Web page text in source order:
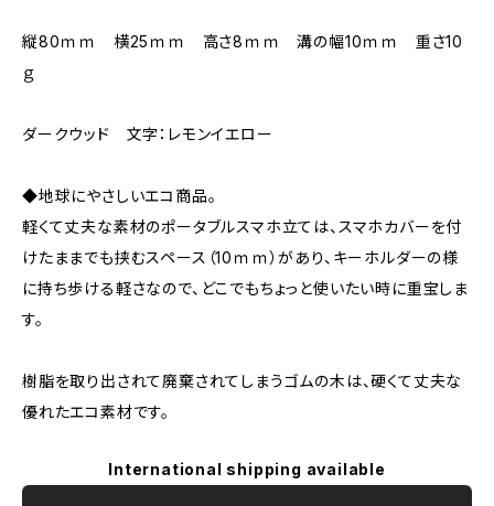
縦80ｍｍ 横25ｍｍ 高さ8ｍｍ 溝の幅10ｍｍ 重さ10
ｇ
ダークウッド 文字：レモンイエロー
◆地球にやさしいエコ商品。
軽くて丈夫な素材のポータブルスマホ立ては、スマホカバーを付
けたままでも挟むスペース（10ｍｍ）があり、キーホルダーの様
に持ち歩ける軽さなので、どこでもちょっと使いたい時に重宝しま
す。
樹脂を取り出されて廃棄されてしまうゴムの木は、硬くて丈夫な
優れたエコ素材です。
International shipping available